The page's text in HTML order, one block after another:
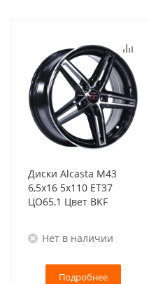
Диски Alcasta M43
6,5x16 5x110 ET37
ЦО65,1 Цвет BKF
Нет в наличии
Подробнее